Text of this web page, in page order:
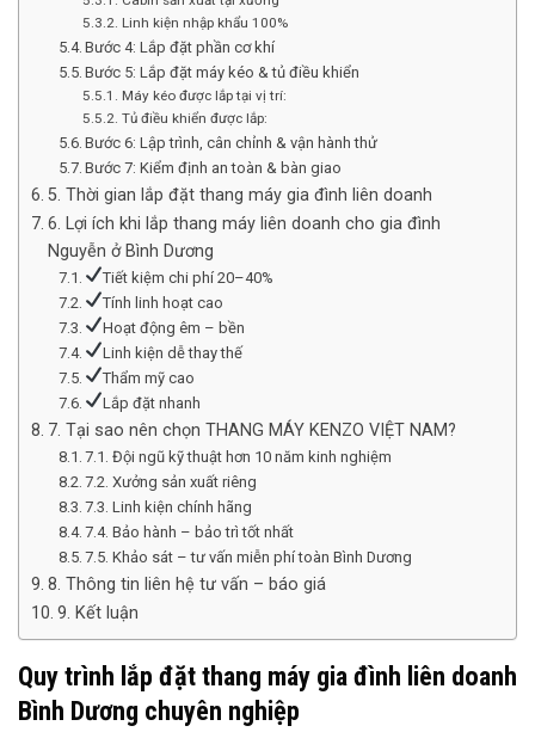
Linh kiện nhập khẩu 100%
Bước 4: Lắp đặt phần cơ khí
Bước 5: Lắp đặt máy kéo & tủ điều khiển
Máy kéo được lắp tại vị trí:
Tủ điều khiển được lắp:
Bước 6: Lập trình, cân chỉnh & vận hành thử
Bước 7: Kiểm định an toàn & bàn giao
5. Thời gian lắp đặt thang máy gia đình liên doanh
6. Lợi ích khi lắp thang máy liên doanh cho gia đình
Nguyễn ở Bình Dương
Tiết kiệm chi phí 20–40%
Tính linh hoạt cao
Hoạt động êm – bền
Linh kiện dễ thay thế
Thẩm mỹ cao
Lắp đặt nhanh
7. Tại sao nên chọn THANG MÁY KENZO VIỆT NAM?
7.1. Đội ngũ kỹ thuật hơn 10 năm kinh nghiệm
7.2. Xưởng sản xuất riêng
7.3. Linh kiện chính hãng
7.4. Bảo hành – bảo trì tốt nhất
7.5. Khảo sát – tư vấn miễn phí toàn Bình Dương
8. Thông tin liên hệ tư vấn – báo giá
9. Kết luận
Quy trình lắp đặt thang máy gia đình liên doanh
Bình Dương chuyên nghiệp